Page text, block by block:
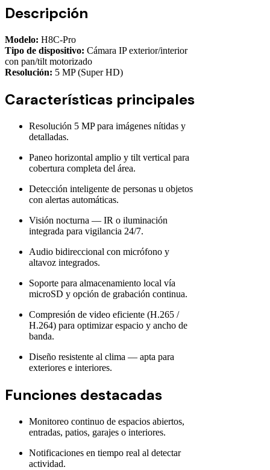
Descripción
Modelo: H8C-Pro
Tipo de dispositivo: Cámara IP exterior/interior
con pan/tilt motorizado
Resolución: 5 MP (Super HD)
Características principales
Resolución 5 MP para imágenes nítidas y
detalladas.
Paneo horizontal amplio y tilt vertical para
cobertura completa del área.
Detección inteligente de personas u objetos
con alertas automáticas.
Visión nocturna — IR o iluminación
integrada para vigilancia 24/7.
Audio bidireccional con micrófono y
altavoz integrados.
Soporte para almacenamiento local vía
microSD y opción de grabación continua.
Compresión de video eficiente (H.265 /
H.264) para optimizar espacio y ancho de
banda.
Diseño resistente al clima — apta para
exteriores e interiores.
Funciones destacadas
Monitoreo continuo de espacios abiertos,
entradas, patios, garajes o interiores.
Notificaciones en tiempo real al detectar
actividad.